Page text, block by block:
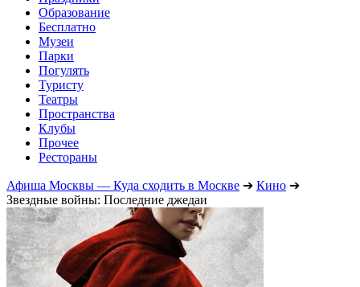
Образование
Бесплатно
Музеи
Парки
Погулять
Туристу
Театры
Пространства
Клубы
Прочее
Рестораны
Афиша Москвы — Куда сходить в Москве ➔ Кино ➔
Звездные войны: Последние джедаи